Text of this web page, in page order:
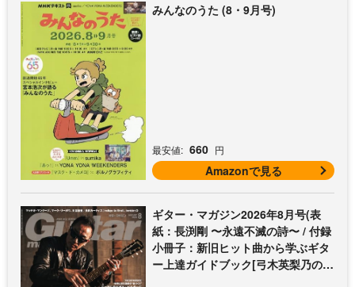
みんなのうた (8・9月号)
最安値: 660 円
Amazonで見る
ギター・マガジン2026年8月号(表
紙：長渕剛 〜永遠不滅の詩〜 / 付録
小冊子：新旧ヒット曲から学ぶギタ
ー上達ガイドブック[弓木英梨乃の放